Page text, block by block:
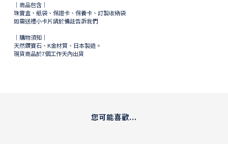
｜商品包含｜
珠寶盒、紙袋、保證卡、保養卡、訂製收納袋
如需送禮小卡片請於備註告訴我們
｜購物須知｜
天然鑽寶石、K金材質、日本製造。
現貨商品於7個工作天內出貨
您可能喜歡...